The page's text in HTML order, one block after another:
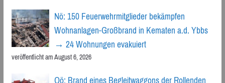
Nö: 150 Feuerwehrmitglieder bekämpfen
Wohnanlagen-Großbrand in Kematen a.d. Ybbs
→ 24 Wohnungen evakuiert
veröffentlicht am August 6, 2026